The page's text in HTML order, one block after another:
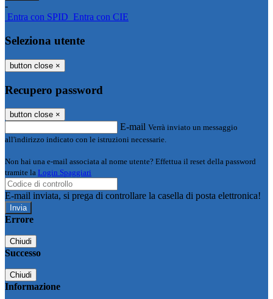
-
Entra con SPID Entra con CIE
Seleziona utente
button close ×
Recupero password
button close ×
E-mail Verrà inviato un messaggio
all'indirizzo indicato con le istruzioni necessarie.
Non hai una e-mail associata al nome utente? Effettua il reset della password
tramite la Login Spaggiari
E-mail inviata, si prega di controllare la casella di posta elettronica!
Errore
Chiudi
Successo
Chiudi
Informazione